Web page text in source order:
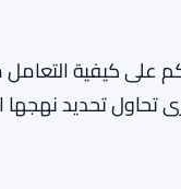
مع كيفية
حقيقية تستحق
تحمل وزنًا